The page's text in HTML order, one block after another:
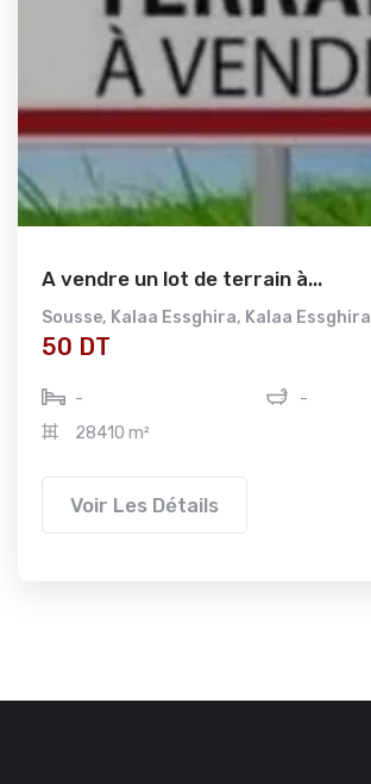
A vendre un lot de terrain à...
Sousse, Kalaa Essghira, Kalaa Essghira
50 DT
-
-
28410 m²
Voir Les Détails